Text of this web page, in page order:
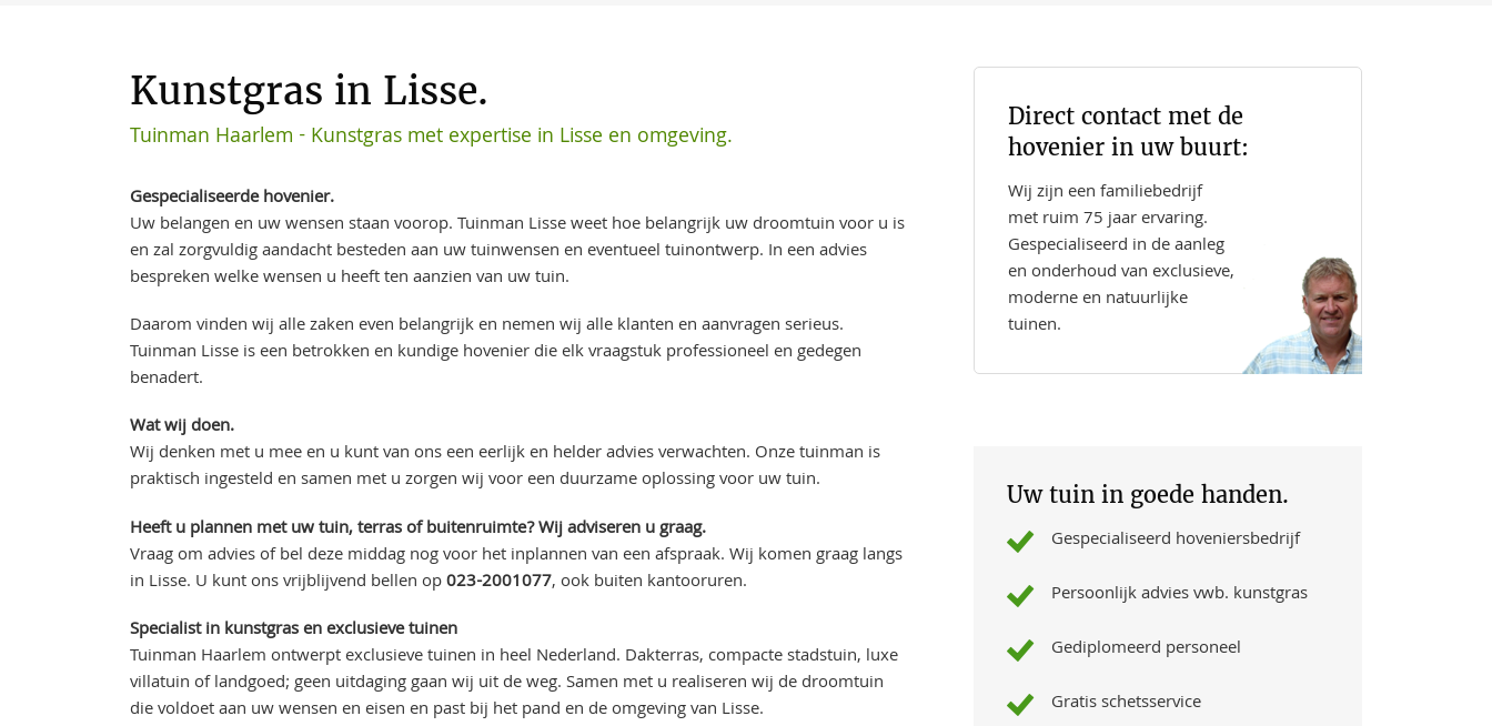
Kunstgras in Lisse.
Tuinman Haarlem - Kunstgras met expertise in Lisse en omgeving.
Gespecialiseerde hovenier.
Uw belangen en uw wensen staan voorop. Tuinman Lisse weet hoe belangrijk uw droomtuin voor u is
en zal zorgvuldig aandacht besteden aan uw tuinwensen en eventueel tuinontwerp. In een advies
bespreken welke wensen u heeft ten aanzien van uw tuin.
Daarom vinden wij alle zaken even belangrijk en nemen wij alle klanten en aanvragen serieus.
Tuinman Lisse is een betrokken en kundige hovenier die elk vraagstuk professioneel en gedegen
benadert.
Wat wij doen.
Wij denken met u mee en u kunt van ons een eerlijk en helder advies verwachten. Onze tuinman is
praktisch ingesteld en samen met u zorgen wij voor een duurzame oplossing voor uw tuin.
Heeft u plannen met uw tuin, terras of buitenruimte? Wij adviseren u graag.
Vraag om advies of bel deze middag nog voor het inplannen van een afspraak. Wij komen graag langs
in Lisse. U kunt ons vrijblijvend bellen op023-2001077, ook buiten kantooruren.
Specialist in kunstgras en exclusieve tuinen
Tuinman Haarlem ontwerpt exclusieve tuinen in heel Nederland. Dakterras, compacte stadstuin, luxe
villatuin of landgoed; geen uitdaging gaan wij uit de weg. Samen met u realiseren wij de droomtuin
die voldoet aan uw wensen en eisen en past bij het pand en de omgeving van Lisse.
Direct contact met de
hovenier in uw buurt:
Wij zijn een familiebedrijf
met ruim 75 jaar ervaring.
Gespecialiseerd in de aanleg
en onderhoud van exclusieve,
moderne en natuurlijke
tuinen.
Uw tuin in goede handen.
Gespecialiseerd hoveniersbedrijf
Persoonlijk advies vwb. kunstgras
Gediplomeerd personeel
Gratis schetsservice